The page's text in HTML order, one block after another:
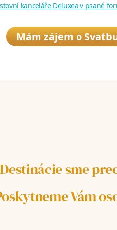
kanceláře Deluxea v psané
Mám zájem o
Destinácie sme
Vám